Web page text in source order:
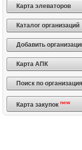
Карта элеваторов
Каталог организаций
Добавить
Карта АПК
Поиск по
Карта закупок new